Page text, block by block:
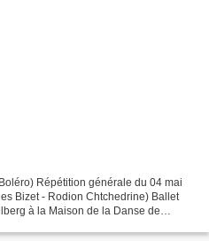
Répétition générale du 04 mai
Bizet - Rodion Chtchedrine) Ballet
à la Maison de la Danse de